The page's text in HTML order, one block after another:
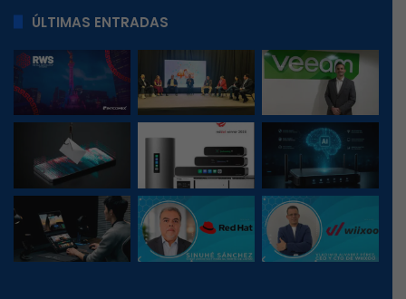
ÚLTIMAS ENTRADAS